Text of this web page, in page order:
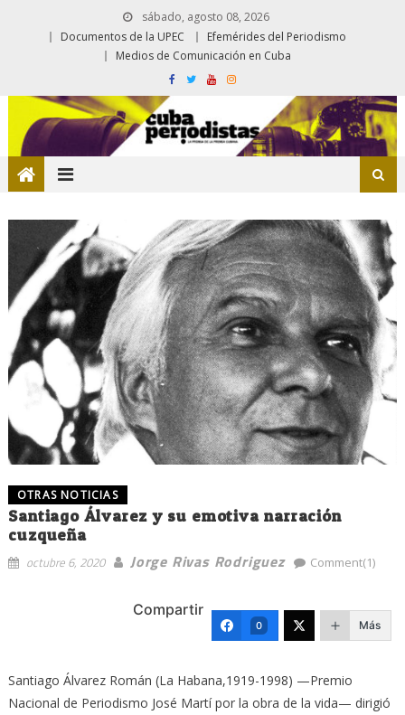
sábado, agosto 08, 2026
Documentos de la UPEC
Efemérides del Periodismo
Medios de Comunicación en Cuba
OTRAS NOTICIAS
Santiago Álvarez y su emotiva narración
cuzqueña
octubre 6, 2020 Jorge Rivas Rodriguez Comment(1)
Compartir
0 Más
Santiago Álvarez Román (La Habana,1919-1998) —Premio
Nacional de Periodismo José Martí por la obra de la vida— dirigió